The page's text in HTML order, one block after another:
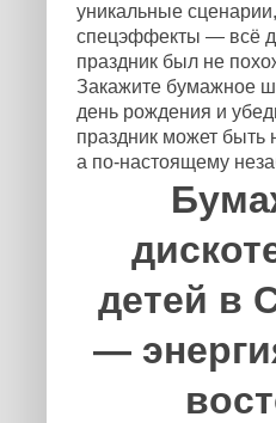
уникальные
спецэффекты — всё
праздник был не
Закажите бумажное
день рождения и
праздник может быть
а по-настоящему
детей в
—